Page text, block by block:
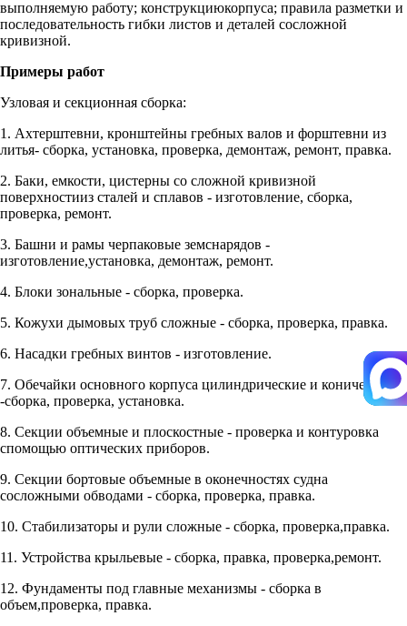
выполняемую работу; конструкциюкорпуса; правила разметки и
последовательность гибки листов и деталей сосложной
кривизной.
Примеры работ
Узловая и секционная сборка:
1. Ахтерштевни, кронштейны гребных валов и форштевни из
литья- сборка, установка, проверка, демонтаж, ремонт, правка.
2. Баки, емкости, цистерны со сложной кривизной
поверхностииз сталей и сплавов - изготовление, сборка,
проверка, ремонт.
3. Башни и рамы черпаковые земснарядов -
изготовление,установка, демонтаж, ремонт.
4. Блоки зональные - сборка, проверка.
5. Кожухи дымовых труб сложные - сборка, проверка, правка.
6. Насадки гребных винтов - изготовление.
7. Обечайки основного корпуса цилиндрические и конические
-сборка, проверка, установка.
8. Секции объемные и плоскостные - проверка и контуровка
спомощью оптических приборов.
9. Секции бортовые объемные в оконечностях судна
сосложными обводами - сборка, проверка, правка.
10. Стабилизаторы и рули сложные - сборка, проверка,правка.
11. Устройства крыльевые - сборка, правка, проверка,ремонт.
12. Фундаменты под главные механизмы - сборка в
объем,проверка, правка.